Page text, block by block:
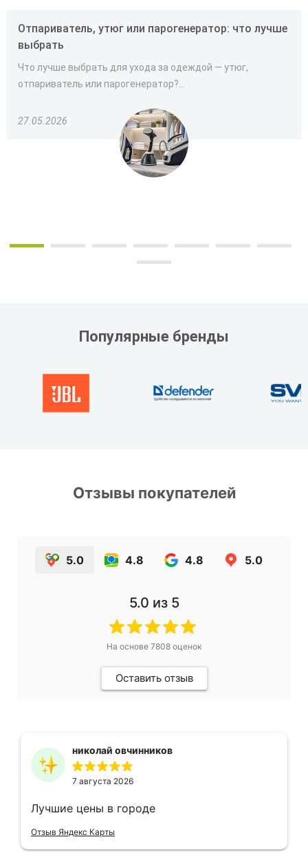
Отпариватель, утюг или парогенератор: что лучше
выбрать
Что лучше выбрать для ухода за одеждой — утюг,
отпариватель или парогенератор?...
27.05.2026
Популярные бренды
Отзывы покупателей
5.0 4.8 4.8 5.0
5.0 из 5
На основе 7808 оценок
Оставить отзыв
николай овчинников
7 августа 2026
Лучшие цены в городе
Отзыв Яндекс Карты